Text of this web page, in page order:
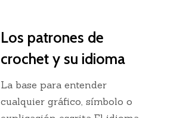
Los patrones de
crochet y su idioma
La base para entender
cualquier gráfico, símbolo o